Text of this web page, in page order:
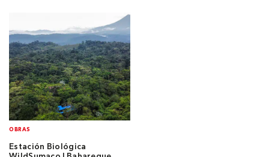
OBRAS
Estación Biológica